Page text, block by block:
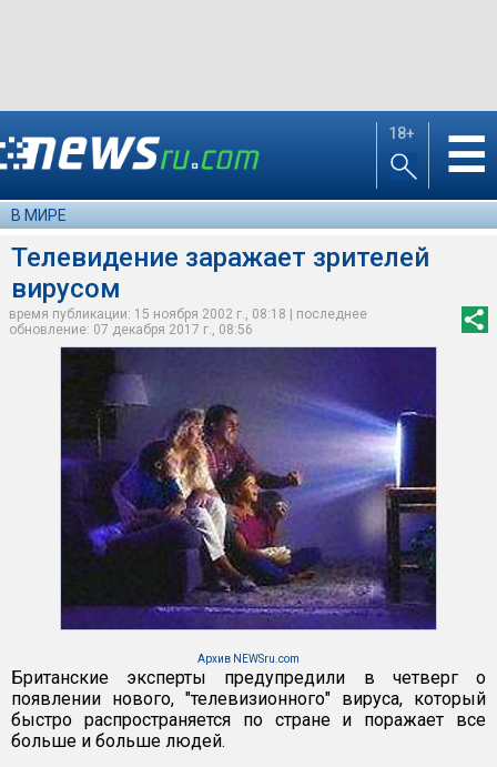
18+ ☰
В МИРЕ
Телевидение заражает зрителей
вирусом
время публикации: 15 ноября 2002 г., 08:18 | последнее
обновление: 07 декабря 2017 г., 08:56
Архив NEWSru.com
Британские эксперты предупредили в четверг о
появлении нового, "телевизионного" вируса, который
быстро распространяется по стране и поражает все
больше и больше людей.